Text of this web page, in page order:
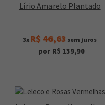
Lírio Amarelo Plantado
3x R$ 46,63 sem juros
por R$ 139,90